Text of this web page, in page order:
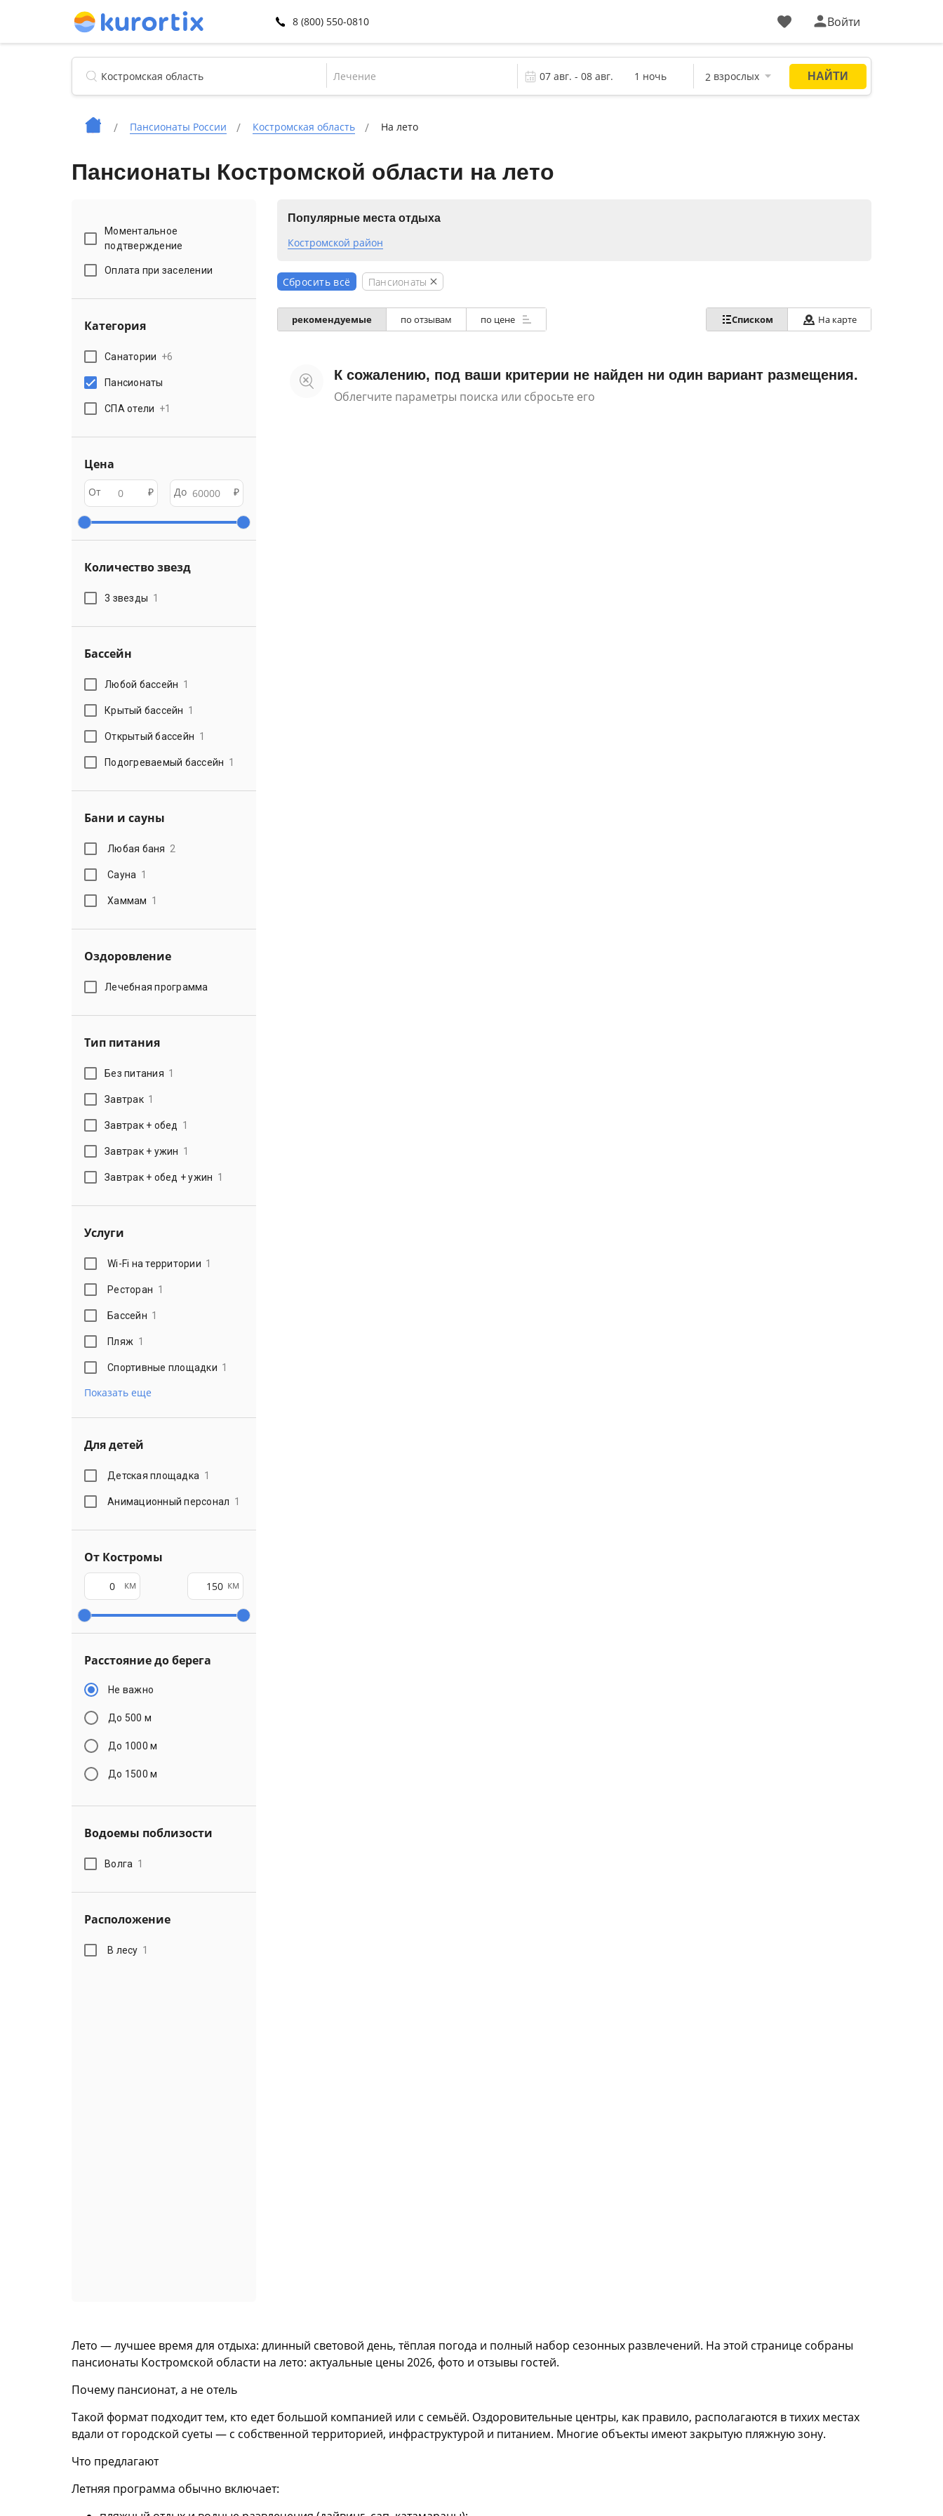
8 (800) 550-0810 Войти
Лечение
Пансионаты России Костромская область На лето
Пансионаты Костромской области на лето
Моментальное
подтверждение
Оплата при заселении
Категория
Санатории +6
Пансионаты
СПА отели +1
Цена
От ₽ До ₽
Количество звезд
3 звезды 1
Бассейн
Любой бассейн 1
Крытый бассейн 1
Открытый бассейн 1
Подогреваемый бассейн 1
Бани и сауны
Любая баня 2
Сауна 1
Хаммам 1
Оздоровление
Лечебная программа
Тип питания
Без питания 1
Завтрак 1
Завтрак + обед 1
Завтрак + ужин 1
Завтрак + обед + ужин 1
Услуги
Wi-Fi на территории 1
Ресторан 1
Бассейн 1
Пляж 1
Спортивные площадки 1
Показать еще
Для детей
Детская площадка 1
Анимационный персонал 1
От Костромы
км км
Расстояние до берега
Не важно
До 500 м
До 1000 м
До 1500 м
Водоемы поблизости
Волга 1
Расположение
В лесу 1
Популярные места отдыха
Костромской район
Сбросить всё Пансионаты
рекомендуемые по отзывам по цене Списком На карте
К сожалению, под ваши критерии не найден ни один вариант размещения.
Облегчите параметры поиска или сбросьте его
Лето — лучшее время для отдыха: длинный световой день, тёплая погода и полный набор сезонных развлечений. На этой странице собраны
пансионаты Костромской области на лето: актуальные цены 2026, фото и отзывы гостей.
Почему пансионат, а не отель
Такой формат подходит тем, кто едет большой компанией или с семьёй. Оздоровительные центры, как правило, располагаются в тихих местах
вдали от городской суеты — с собственной территорией, инфраструктурой и питанием. Многие объекты имеют закрытую пляжную зону.
Что предлагают
Летняя программа обычно включает: